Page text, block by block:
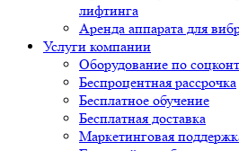
лифтинга
Аренда аппарата для
Услуги компании
Оборудование по
Беспроцентная рассрочка
Бесплатное обучение
Бесплатная доставка
Маркетинговая